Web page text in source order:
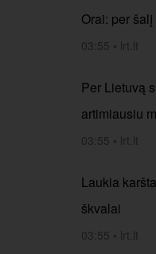
Orai: per
03:55 • lrt.lt
Per Lietuvą
artimiausiu
03:55 • lrt.lt
Laukia
škvalai
03:55 • lrt.lt